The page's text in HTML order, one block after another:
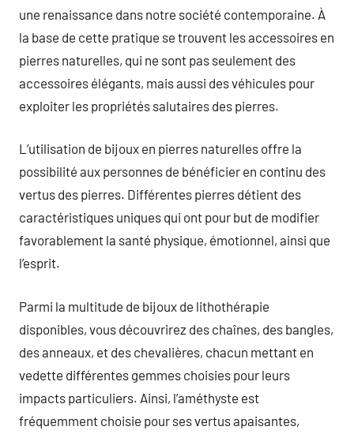
une renaissance dans notre société contemporaine. À
la base de cette pratique se trouvent les accessoires en
pierres naturelles, qui ne sont pas seulement des
accessoires élégants, mais aussi des véhicules pour
exploiter les propriétés salutaires des pierres.
L’utilisation de bijoux en pierres naturelles offre la
possibilité aux personnes de bénéficier en continu des
vertus des pierres. Différentes pierres détient des
caractéristiques uniques qui ont pour but de modifier
favorablement la santé physique, émotionnel, ainsi que
l’esprit.
Parmi la multitude de bijoux de lithothérapie
disponibles, vous découvrirez des chaînes, des bangles,
des anneaux, et des chevalières, chacun mettant en
vedette différentes gemmes choisies pour leurs
impacts particuliers. Ainsi, l’améthyste est
fréquemment choisie pour ses vertus apaisantes,